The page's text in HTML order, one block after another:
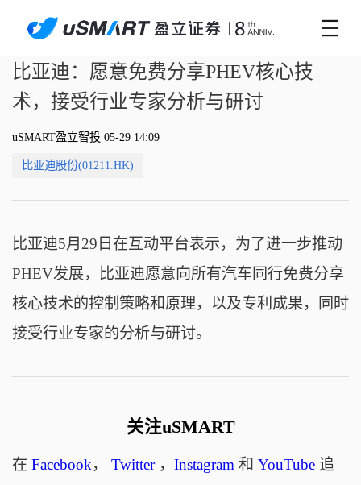
比亚迪：愿意免费分享PHEV核心技
术，接受行业专家分析与研讨
uSMART盈立智投 05-29 14:09
比亚迪股份(01211.HK)
比亚迪5月29日在互动平台表示，为了进一步推动
PHEV发展，比亚迪愿意向所有汽车同行免费分享
核心技术的控制策略和原理，以及专利成果，同时
接受行业专家的分析与研讨。
关注uSMART
在 Facebook， Twitter， Instagram和 YouTube追